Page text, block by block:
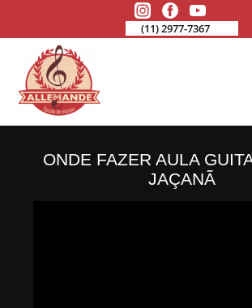
(11) 2977-7367
ONDE FAZER AULA
JAÇANÃ